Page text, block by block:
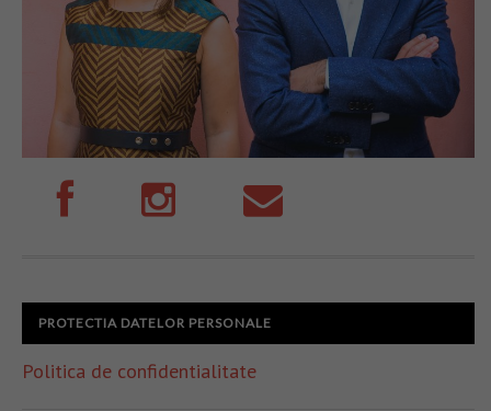
PROTECTIA DATELOR PERSONALE
Politica de confidentialitate